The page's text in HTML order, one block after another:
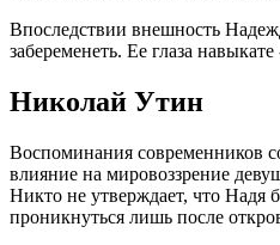
Впоследствии внешность
забеременеть. Ее глаза
Николай Утин
Воспоминания современников
влияние на мировоззрение
Никто не утверждает, что Надя
проникнуться лишь после